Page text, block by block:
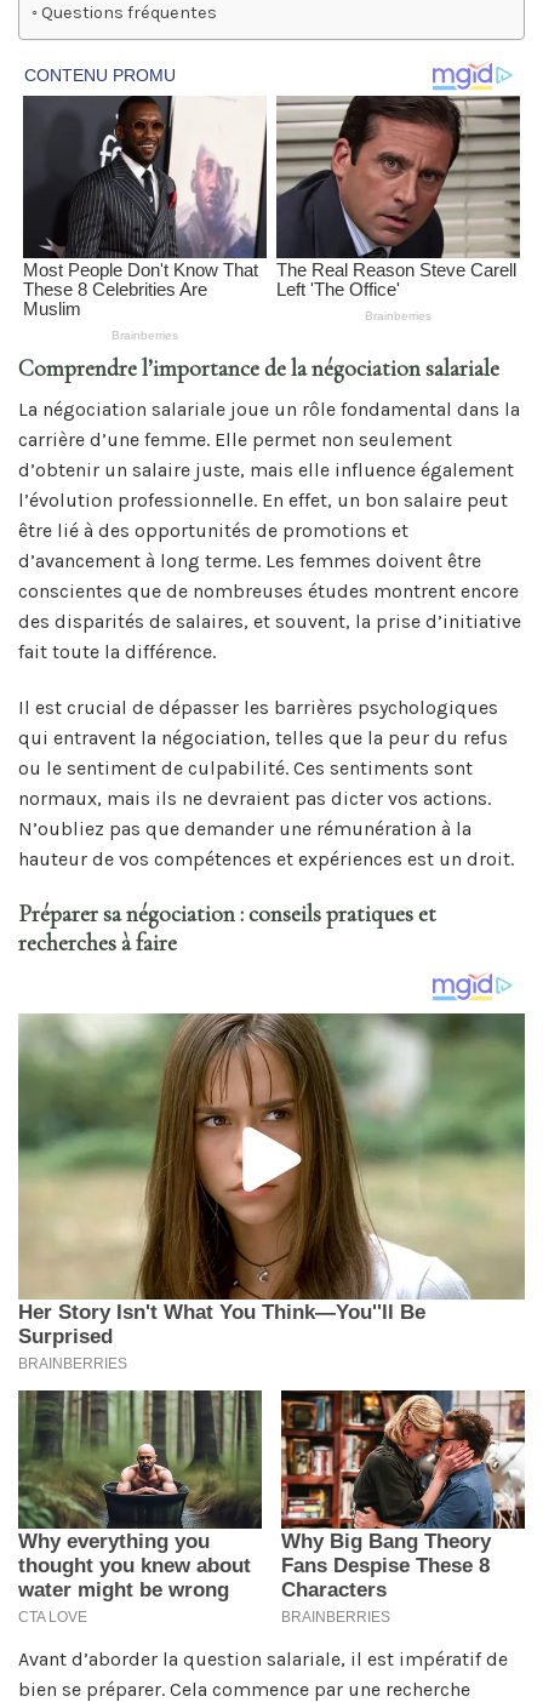
Questions fréquentes
Comprendre l’importance de la négociation salariale
La négociation salariale joue un rôle fondamental dans la
carrière d’une femme. Elle permet non seulement
d’obtenir un salaire juste, mais elle influence également
l’évolution professionnelle. En effet, un bon salaire peut
être lié à des opportunités de promotions et
d’avancement à long terme. Les femmes doivent être
conscientes que de nombreuses études montrent encore
des disparités de salaires, et souvent, la prise d’initiative
fait toute la différence.
Il est crucial de dépasser les barrières psychologiques
qui entravent la négociation, telles que la peur du refus
ou le sentiment de culpabilité. Ces sentiments sont
normaux, mais ils ne devraient pas dicter vos actions.
N’oubliez pas que demander une rémunération à la
hauteur de vos compétences et expériences est un droit.
Préparer sa négociation : conseils pratiques et
recherches à faire
Avant d’aborder la question salariale, il est impératif de
bien se préparer. Cela commence par une recherche